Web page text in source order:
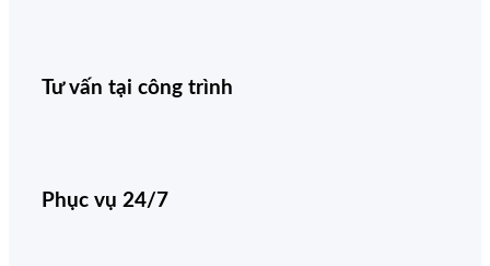
Tư vấn tại công trình
Phục vụ 24/7